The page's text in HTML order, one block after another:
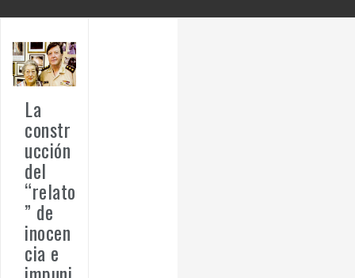
La
constr
ucción
del
“relato
” de
inocen
cia e